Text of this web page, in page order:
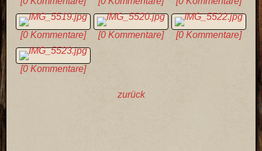
[0 Kommentare] [0 Kommentare] [0 Kommentare]
[0 Kommentare]
zurück